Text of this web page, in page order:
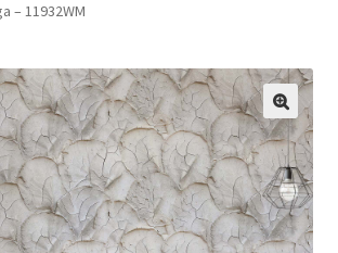
– 11932WM